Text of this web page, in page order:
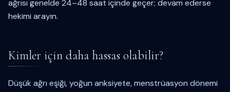
ağrısı genelde 24–48 saat içinde geçer; devam ederse
hekimi arayın.
Kimler için daha hassas olabilir?
Düşük ağrı eşiği, yoğun anksiyete, menstrüasyon dönemi